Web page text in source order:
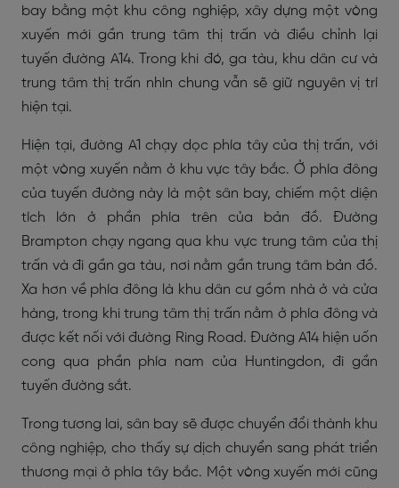
bay bằng một khu công nghiệp, xây dựng một vòng
xuyến mới gần trung tâm thị trấn và điều chỉnh lại
tuyến đường A14. Trong khi đó, ga tàu, khu dân cư và
trung tâm thị trấn nhìn chung vẫn sẽ giữ nguyên vị trí
hiện tại.
Hiện tại, đường A1 chạy dọc phía tây của thị trấn, với
một vòng xuyến nằm ở khu vực tây bắc. Ở phía đông
của tuyến đường này là một sân bay, chiếm một diện
tích lớn ở phần phía trên của bản đồ. Đường
Brampton chạy ngang qua khu vực trung tâm của thị
trấn và đi gần ga tàu, nơi nằm gần trung tâm bản đồ.
Xa hơn về phía đông là khu dân cư gồm nhà ở và cửa
hàng, trong khi trung tâm thị trấn nằm ở phía đông và
được kết nối với đường Ring Road. Đường A14 hiện uốn
cong qua phần phía nam của Huntingdon, đi gần
tuyến đường sắt.
Trong tương lai, sân bay sẽ được chuyển đổi thành khu
công nghiệp, cho thấy sự dịch chuyển sang phát triển
thương mại ở phía tây bắc. Một vòng xuyến mới cũng